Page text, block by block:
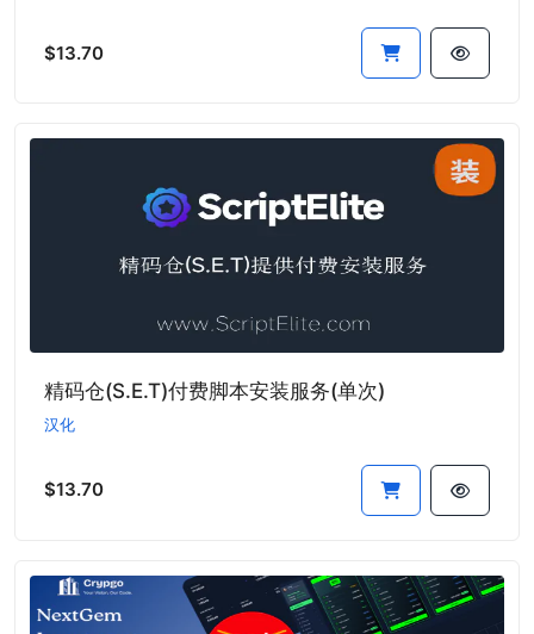
$13.70
精码仓(S.E.T)付费脚本安装服务(单次)
汉化
$13.70